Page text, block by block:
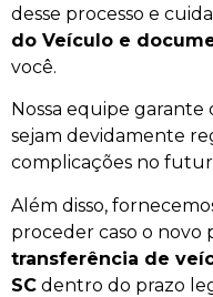
desse processo e
do Veículo e
você.
Nossa equipe
sejam devidamente
complicações no
Além disso,
proceder caso o novo
transferência de
SC dentro do prazo